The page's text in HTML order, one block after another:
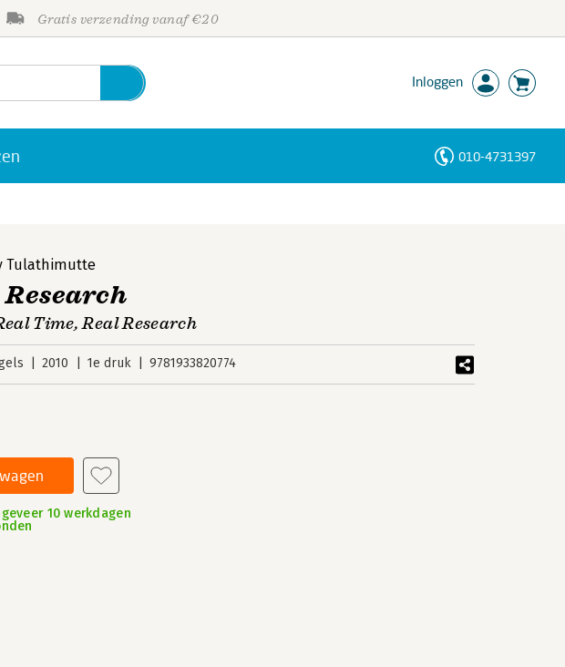
Gratis verzending vanaf €20
Inloggen
010-4731397
Tulathimutte
Time, Real Research
2010 1e druk 9781933820774
10 werkdagen
Personen